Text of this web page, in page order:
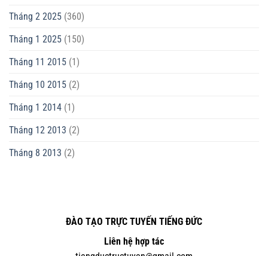
Tháng 2 2025 (360)
Tháng 1 2025 (150)
Tháng 11 2015 (1)
Tháng 10 2015 (2)
Tháng 1 2014 (1)
Tháng 12 2013 (2)
Tháng 8 2013 (2)
ĐÀO TẠO TRỰC TUYẾN TIẾNG ĐỨC
Liên hệ hợp tác